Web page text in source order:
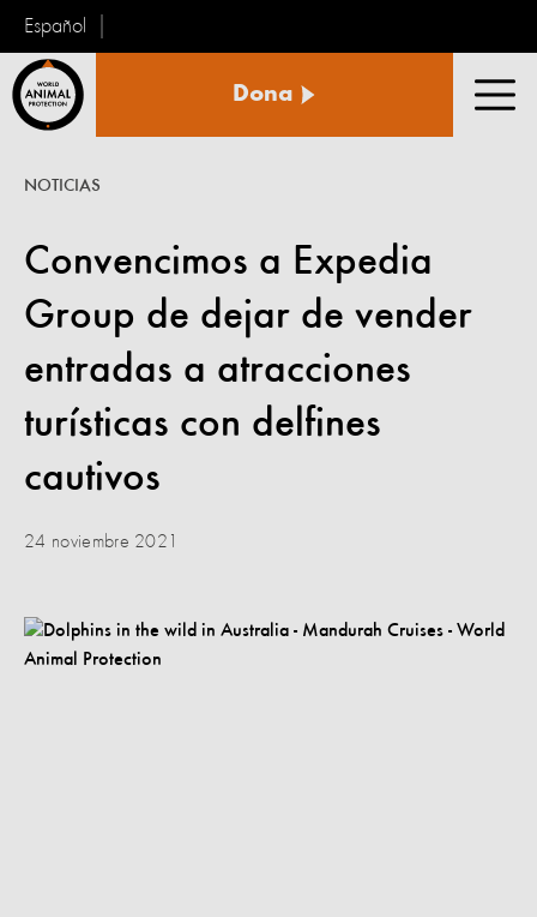
Español
Animal
Dona
Convencimos a Expedia
Group de dejar de vender
entradas a atracciones
turísticas con delfines
cautivos
NOTICIAS
24 noviembre 2021